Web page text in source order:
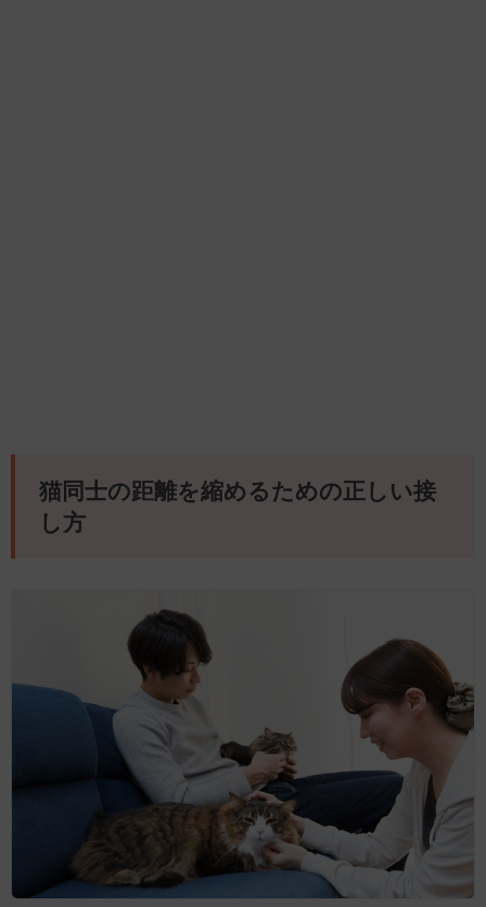
猫同士の距離を縮めるための正しい接
し方